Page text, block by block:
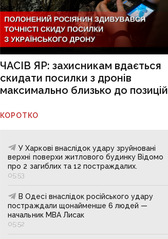
ЧАСІВ ЯР: захисникам вдається
скидати посилки з дронів
максимально близько до позицій
КОРОТКО
У Харкові внаслідок удару зруйновані
верхні поверхи житлового будинку Відомо
про 2 загиблих та 12 постраждалих.
05:53
В Одесі внаслідок російського удару
постраждали щонайменше 6 людей —
начальник МВА Лисак
05:52